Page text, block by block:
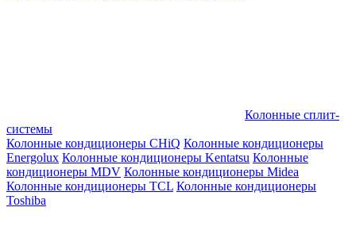
Колонные сплит-
системы
Колонные кондиционеры CHiQ Колонные кондиционеры
Energolux Колонные кондиционеры Kentatsu Колонные
кондиционеры MDV Колонные кондиционеры Midea
Колонные кондиционеры TCL Колонные кондиционеры
Toshiba